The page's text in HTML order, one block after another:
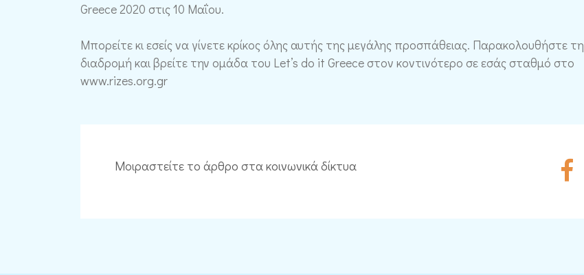
Greece 2020 στις 10 Μαΐου.
Μπορείτε κι εσείς να γίνετε κρίκος όλης αυτής της μεγάλης προσπάθειας. Παρακολουθήστε τη
διαδρομή και βρείτε την ομάδα του Let’s do it Greece στον κοντινότερο σε εσάς σταθμό στο
www.rizes.org.gr
Μοιραστείτε το άρθρο στα κοινωνικά δίκτυα